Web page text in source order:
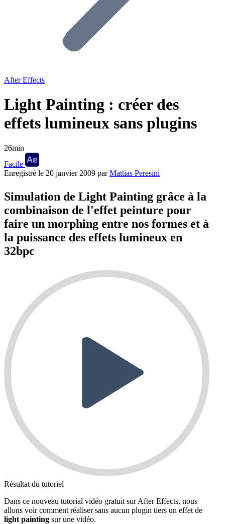
After Effects
Light Painting : créer des
effets lumineux sans plugins
26min
Facile
Enregistré le 20 janvier 2009 parMattias Peresini
Simulation de Light Painting grâce à la
combinaison de l'effet peinture pour
faire un morphing entre nos formes et à
la puissance des effets lumineux en
32bpc
Résultat du tutoriel
Dans ce nouveau tutorial vidéo gratuit sur After Effects, nous
allons voir comment réaliser sans aucun plugin tiers un effet de
light painting sur une vidéo.